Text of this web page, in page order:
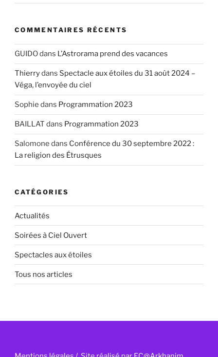
COMMENTAIRES RÉCENTS
GUIDOdans L’Astrorama prend des vacances
Thierrydans Spectacle aux étoiles du 31 août 2024 –
Véga, l’envoyée du ciel
Sophie dans Programmation 2023
BAILLAT dans Programmation 2023
Salomone dans Conférence du 30 septembre 2022 :
La religion des Étrusques
CATÉGORIES
Actualités
Soirées à Ciel Ouvert
Spectacles aux étoiles
Tous nos articles